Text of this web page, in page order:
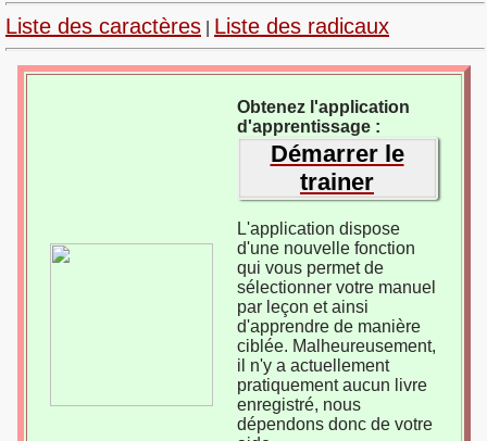
Liste des caractères Liste des radicaux
Obtenez l'application
d'apprentissage :
Démarrer le
trainer
L'application dispose
d'une nouvelle fonction
qui vous permet de
sélectionner votre manuel
par leçon et ainsi
d'apprendre de manière
ciblée. Malheureusement,
il n'y a actuellement
pratiquement aucun livre
enregistré, nous
dépendons donc de votre